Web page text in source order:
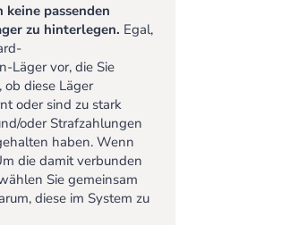
passenden
zu hinterlegen. Egal,
Läger vor, die Sie
ob diese Läger
oder sind zu stark
oder Strafzahlungen
haben. Wenn
die damit verbunden
Sie gemeinsam
diese im System zu